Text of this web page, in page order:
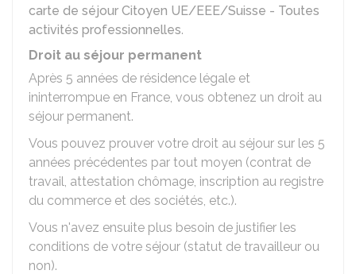
carte de séjour Citoyen UE/EEE/Suisse - Toutes
activités professionnelles.
Droit au séjour permanent
Après 5 années de résidence légale et
ininterrompue en France, vous obtenez un droit au
séjour permanent.
Vous pouvez prouver votre droit au séjour sur les 5
années précédentes par tout moyen (contrat de
travail, attestation chômage, inscription au registre
du commerce et des sociétés, etc.).
Vous n'avez ensuite plus besoin de justifier les
conditions de votre séjour (statut de travailleur ou
non).